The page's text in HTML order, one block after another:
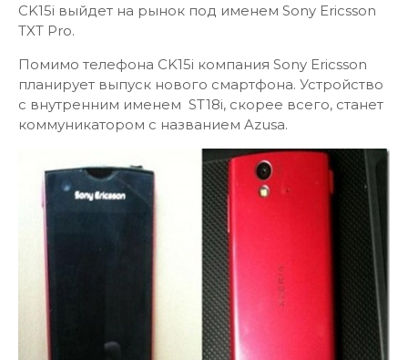
CK15i выйдет на рынок под именем Sony Ericsson
TXT Pro.
Помимо телефона CK15i компания Sony Ericsson
планирует выпуск нового смартфона. Устройство
с внутренним именем ST18i, скорее всего, станет
коммуникатором с названием Azusa.